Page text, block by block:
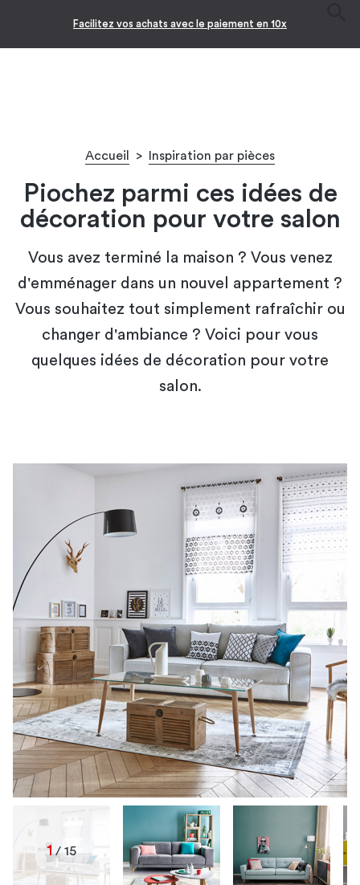
Facilitez vos achats avec le paiement en 10x
Accueil > Inspiration par pièces
Piochez parmi ces idées de
décoration pour votre salon
Vous avez terminé la maison ? Vous venez
d'emménager dans un nouvel appartement ?
Vous souhaitez tout simplement rafraîchir ou
changer d'ambiance ? Voici pour vous
quelques idées de décoration pour votre
salon.
1/ 15